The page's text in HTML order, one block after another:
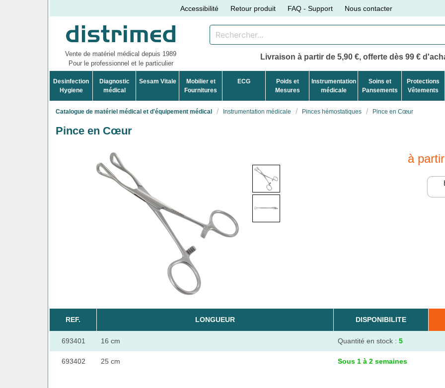
Accessibilité Retour produit FAQ - Support Nous contacter
Vente de matériel médical depuis 1989
Pour le professionnel et le particulier
Livraison à partir de 5,90 €, offerte dès 99 €
Desinfection
Hygiene
Diagnostic
médical
Sesam Vitale
Mobilier et
Fournitures
ECG
Poids et
Mesures
Instrumentation
médicale
Soins et
Pansements
Protections
Vêtements
Catalogue de matériel médical et d'équipement médical Instrumentation médicale Pinces hémostatiques Pince en Cœur
Pince en Cœur
à
REF. LONGUEUR DISPONIBILITE
693401 16 cm Quantité en stock : 5
693402 25 cm Sous 1 à 2 semaines